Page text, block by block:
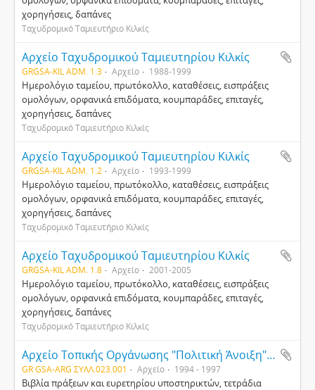
χορηγήσεις, δαπάνες
Ταχυδρομικό Ταμιευτήριο Κιλκίς
Αρχείο Ταχυδρομικού Ταμιευτηρίου Κιλκίς
GRGSA-KIL ADM. 1.3 Αρχείο 1988-1999
Ημερολόγιο ταμείου, πρωτόκολλο, καταθέσεις, εισπράξεις
ομολόγων, ορφανικά επιδόματα, κουμπαράδες, επιταγές,
χορηγήσεις, δαπάνες
Ταχυδρομικό Ταμιευτήριο Κιλκίς
Αρχείο Ταχυδρομικού Ταμιευτηρίου Κιλκίς
GRGSA-KIL ADM. 1.2 Αρχείο 1993-1999
Ημερολόγιο ταμείου, πρωτόκολλο, καταθέσεις, εισπράξεις
ομολόγων, ορφανικά επιδόματα, κουμπαράδες, επιταγές,
χορηγήσεις, δαπάνες
Ταχυδρομικό Ταμιευτήριο Κιλκίς
Αρχείο Ταχυδρομικού Ταμιευτηρίου Κιλκίς
GRGSA-KIL ADM. 1.8 Αρχείο 2001-2005
Ημερολόγιο ταμείου, πρωτόκολλο, καταθέσεις, εισπράξεις
ομολόγων, ορφανικά επιδόματα, κουμπαράδες, επιταγές,
χορηγήσεις, δαπάνες
Ταχυδρομικό Ταμιευτήριο Κιλκίς
Αρχείο Τοπικής Οργάνωσης "Πολιτική Άνοιξη" Δήμου Ασκληπιείου
GR GSA-ARG ΣΥΛΛ.023.001 Αρχείο 1994 - 1997
Βιβλία πράξεων και ευρετηρίου υποστηρικτών, τετράδια